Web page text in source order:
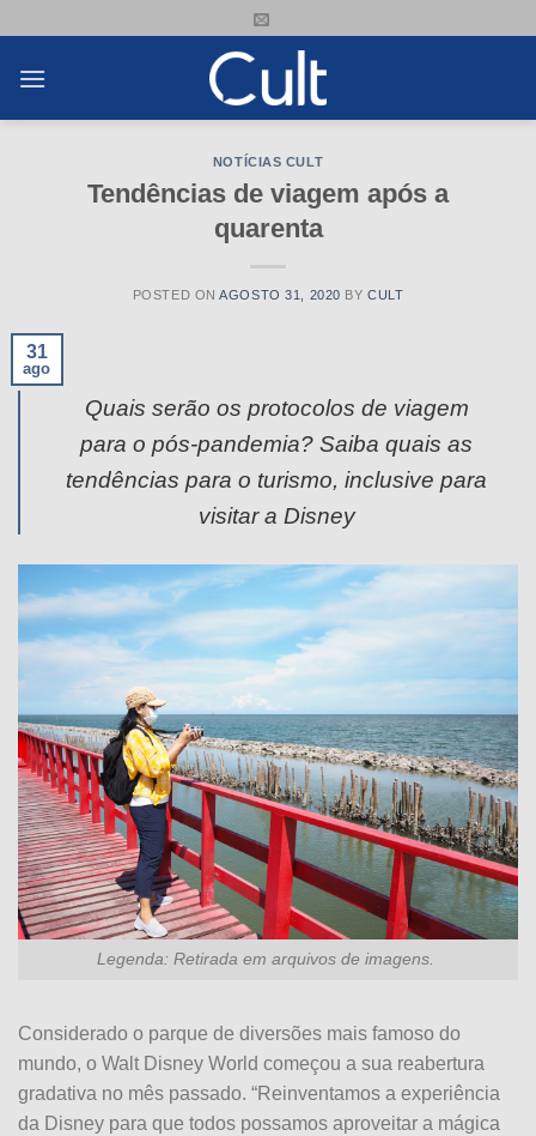
content
NOTÍCIAS CULT
Tendências de viagem após a
quarenta
POSTED ONAGOSTO 31, 2020 BY CULT
31
ago
Quais serão os protocolos de viagem
para o pós-pandemia? Saiba quais as
tendências para o turismo, inclusive para
visitar a Disney
Legenda: Retirada em arquivos de imagens.
Considerado o parque de diversões mais famoso do
mundo, o Walt Disney World começou a sua reabertura
gradativa no mês passado. “Reinventamos a experiência
da Disney para que todos possamos aproveitar a mágica